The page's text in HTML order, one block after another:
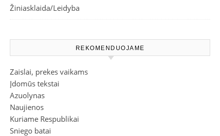
Žiniasklaida/Leidyba
REKOMENDUOJAME
Zaislai, prekes vaikams
Įdomūs tekstai
Azuolynas
Naujienos
Kuriame Respublikai
Sniego batai